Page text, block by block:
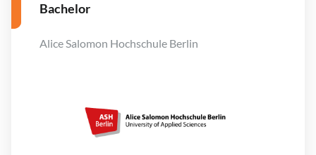
Bachelor
Alice Salomon Hochschule Berlin